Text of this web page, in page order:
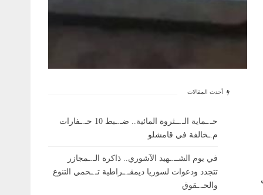
أحدث المقالات
حـ.ـماية الـ.ــثروة المائية.. ضـ.ـبط 10 حـ.ـفارات
م.ـخالفة في قامشلو
في يوم الشــ.ـهيد الآشوري.. ذاكرة الـ.ـمجازر
تتجدد ودعوات لسوريا ديمقـ.ـراطية تـ.ـحمي التنوع
والحـ.ـقوق